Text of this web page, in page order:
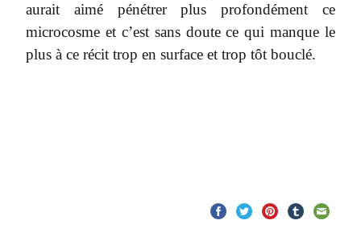
aurait aimé pénétrer plus profondément ce
microcosme et c’est sans doute ce qui manque le
plus à ce récit trop en surface et trop tôt bouclé.